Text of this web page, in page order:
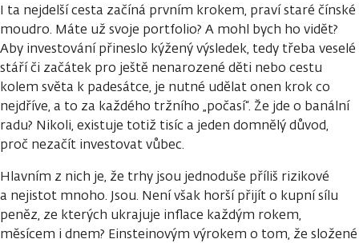
I ta nejdelší cesta začíná prvním krokem, praví staré čínské
moudro. Máte už svoje portfolio? A mohl bych ho vidět?
Aby investování přineslo kýžený výsledek, tedy třeba veselé
stáří či začátek pro ještě nenarozené děti nebo cestu
kolem světa k padesátce, je nutné udělat onen krok co
nejdříve, a to za každého tržního „počasí“. Že jde o banální
radu? Nikoli, existuje totiž tisíc a jeden domnělý důvod,
proč nezačít investovat vůbec.
Hlavním z nich je, že trhy jsou jednoduše příliš rizikové
a nejistot mnoho. Jsou. Není však horší přijít o kupní sílu
peněz, ze kterých ukrajuje inflace každým rokem,
měsícem i dnem? Einsteinovým výrokem o tom, že složené